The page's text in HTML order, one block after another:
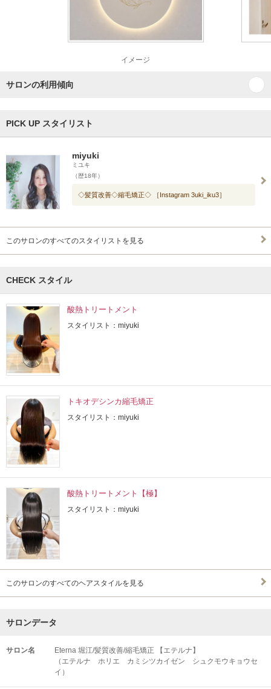
イメージ
サロンの利用傾向
PICK UP スタイリスト
miyuki
ミユキ
（歴18年）
◇髪質改善◇縮毛矯正◇ ［Instagram 3uki_iku3］
このサロンのすべてのスタイリストを見る
CHECK スタイル
酸熱トリートメント
スタイリスト：miyuki
トキオデシンカ縮毛矯正
スタイリスト：miyuki
酸熱トリートメント【極】
スタイリスト：miyuki
このサロンのすべてのヘアスタイルを見る
サロンデータ
サロン名
Eterna 堀江/髪質改善/縮毛矯正 【エテルナ】
（エテルナ ホリエ カミシツカイゼン シュクモウキョウセ
イ）